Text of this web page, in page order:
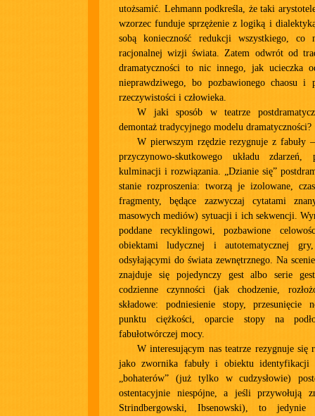
utożsamić. Lehmann podkreśla, że taki
wzorzec funduje sprzężenie z logiką i
sobą konieczność redukcji wszystkiego,
racjonalnej wizji świata. Zatem odwrót od
dramatyczności to nic innego, jak ucieczka
nieprawdziwego, bo pozbawionego chaosu i
rzeczywistości i człowieka.
W jaki sposób w teatrze
demontaż tradycyjnego modelu dramatyczności?
W pierwszym rzędzie rezygnuje z fabuły
przyczynowo-skutkowego układu zdarzeń,
kulminacji i rozwiązania. „Dzianie się”
stanie rozproszenia: tworzą je izolowane,
fragmenty, będące zazwyczaj cytatami
masowych mediów) sytuacji i ich sekwencji.
poddane recyklingowi, pozbawione
obiektami ludycznej i autotematycznej
odsyłającymi do świata zewnętrznego. Na
znajduje się pojedynczy gest albo serie
codzienne czynności (jak chodzenie,
składowe: podniesienie stopy, przesunięcie
punktu ciężkości, oparcie stopy na
fabułotwórczej mocy.
W interesującym nas teatrze rezygnuje się
jako zwornika fabuły i obiektu identyfikacji
„bohaterów” (już tylko w cudzysłowie)
ostentacyjnie niespójne, a jeśli przywołują
Strindbergowski, Ibsenowski), to jedynie